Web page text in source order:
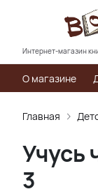
Интернет-магазин
О магазине
Главная
Учусь
3